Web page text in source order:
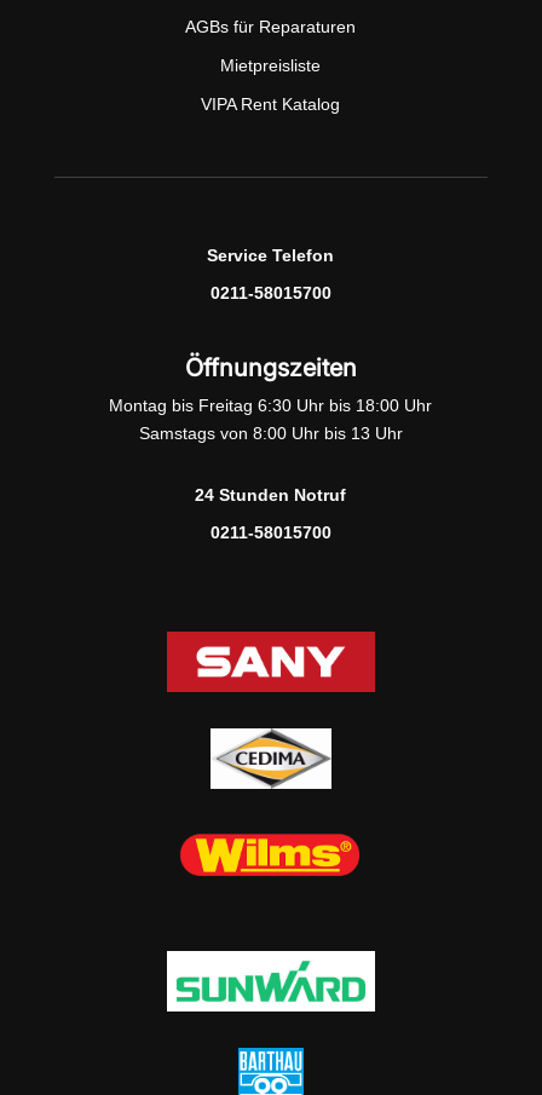
AGBs für Reparaturen
Mietpreisliste
VIPA Rent Katalog
Service Telefon
0211-58015700
Öffnungszeiten
Montag bis Freitag 6:30 Uhr bis 18:00 Uhr
Samstags von 8:00 Uhr bis 13 Uhr
24 Stunden Notruf
0211-58015700